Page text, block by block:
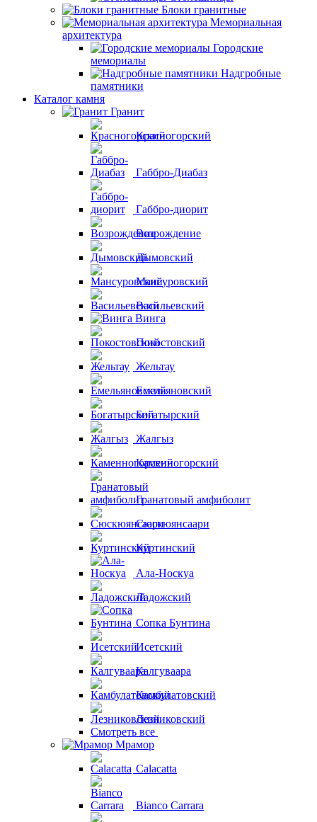
Блоки гранитные
Мемориальная
архитектура
Городские
мемориалы
Надгробные
памятники
Каталог камня
Гранит
Красногорский
Габбро-Диабаз
Габбро-диорит
Возрождение
Дымовский
Мансуровский
Васильевский
Винга
Покостовский
Жельтау
Емельяновский
Богатырский
Жалгыз
Каменногорский
Гранатовый амфиболит
Сюскюянсаари
Куртинский
Ала-Носкуа
Ладожский
Сопка Бунтина
Исетский
Калгуваара
Камбулатовский
Лезниковский
Смотреть все
Мрамор
Calacatta
Bianco Carrara